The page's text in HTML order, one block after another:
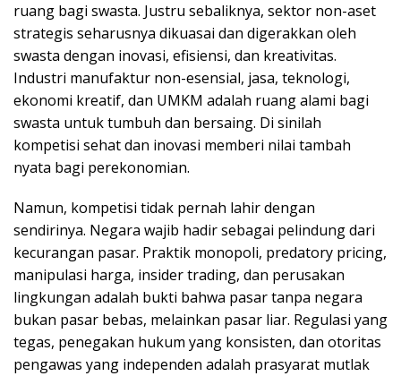
ruang bagi swasta. Justru sebaliknya, sektor non-aset
strategis seharusnya dikuasai dan digerakkan oleh
swasta dengan inovasi, efisiensi, dan kreativitas.
Industri manufaktur non-esensial, jasa, teknologi,
ekonomi kreatif, dan UMKM adalah ruang alami bagi
swasta untuk tumbuh dan bersaing. Di sinilah
kompetisi sehat dan inovasi memberi nilai tambah
nyata bagi perekonomian.
Namun, kompetisi tidak pernah lahir dengan
sendirinya. Negara wajib hadir sebagai pelindung dari
kecurangan pasar. Praktik monopoli, predatory pricing,
manipulasi harga, insider trading, dan perusakan
lingkungan adalah bukti bahwa pasar tanpa negara
bukan pasar bebas, melainkan pasar liar. Regulasi yang
tegas, penegakan hukum yang konsisten, dan otoritas
pengawas yang independen adalah prasyarat mutlak